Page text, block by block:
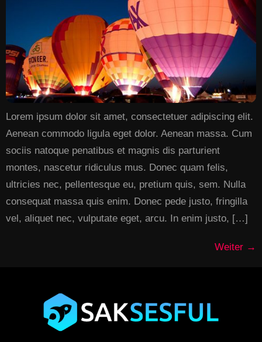
Lorem ipsum dolor sit amet, consectetuer adipiscing elit.
Aenean commodo ligula eget dolor. Aenean massa. Cum
sociis natoque penatibus et magnis dis parturient
montes, nascetur ridiculus mus. Donec quam felis,
ultricies nec, pellentesque eu, pretium quis, sem. Nulla
consequat massa quis enim. Donec pede justo, fringilla
vel, aliquet nec, vulputate eget, arcu. In enim justo, […]
Weiter →